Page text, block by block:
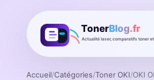
Accueil/Catégories/Toner OKI/OKI